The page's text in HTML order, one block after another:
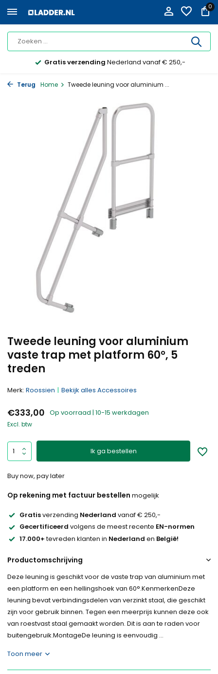
0
Gratis verzending Nederland vanaf € 250,-
Terug Home Tweede leuning voor aluminium ...
Tweede leuning voor aluminium
vaste trap met platform 60°, 5
treden
Merk: Roossien Bekijk alles Accessoires
€333,00 Op voorraad | 10-15 werkdagen
Excl. btw
Ik ga bestellen
Buy now, pay later
Op rekening met factuur bestellen mogelijk
Gratisverzending Nederland vanaf € 250,-
Gecertificeerd volgens de meest recente EN-normen
17.000+tevreden klanten in Nederland en België!
Productomschrijving
Deze leuning is geschikt voor de vaste trap van aluminium met
een platform en een hellingshoek van 60°.KenmerkenDeze
leuning bevat verbindingsdelen van verzinkt staal, die geschikt
zijn voor gebruik binnen. Tegen een meerprijs kunnen deze ook
van roestvast staal gemaakt worden. Dit is aan te raden voor
buitengebruik.MontageDe leuning is eenvoudig ...
Toon meer